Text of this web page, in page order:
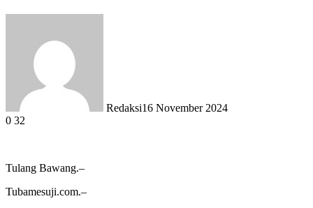
Redaksi16 November 2024
0 32
Tulang Bawang.–
Tubamesuji.com.–